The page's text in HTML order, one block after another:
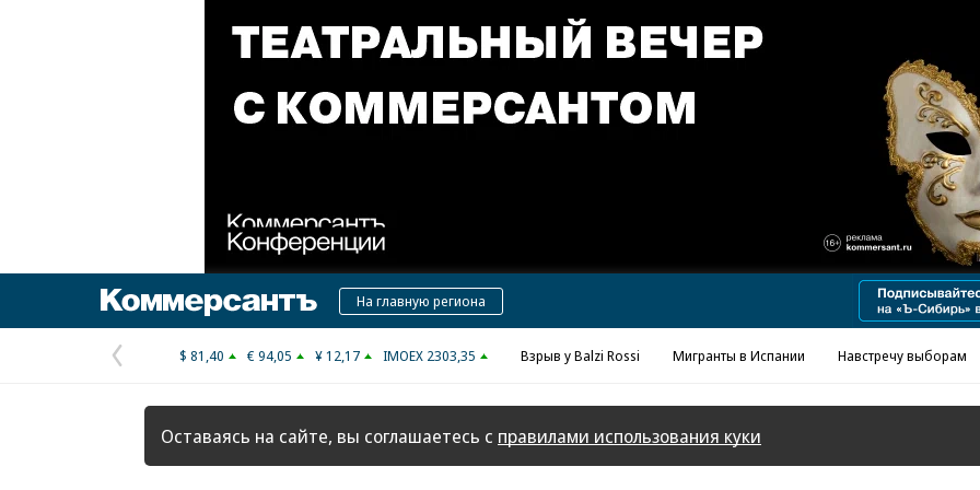
КоммерсантъНа главную региона
Предыдущая
страница
$ 81,40 € 94,05 ¥ 12,17 IMOEX 2303,35 Взрыв у Balzi Rossi Мигранты в Испании Навстречу выборам
Оставаясь на сайте, вы соглашаетесь с правилами использования куки